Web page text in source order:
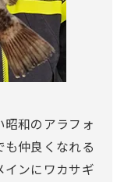
和のアラフォ
仲良くなれる
ンにワカサギ